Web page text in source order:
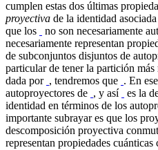
cumplen estas dos últimas
proyectiva de la identidad
que los
no son necesariamente
necesariamente representan
de subconjuntos disjuntos de
particular de tener la partición
dada por , tendremos que . En
autoproyectores de , y así
es la
identidad en términos de los
importante subrayar es que los
descomposición proyectiva
representan propiedades cuánticas